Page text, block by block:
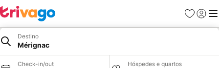
Favoritos
Iniciar
Destino
Mérignac
Check-in/out Hóspedes e quartos